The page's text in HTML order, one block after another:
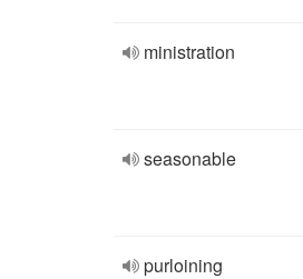
ministration
seasonable
purloining